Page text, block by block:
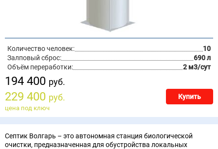
Количество человек:
10
Залповый сброс:
690 л
Объём переработки:
2 м3/сут
194 400 руб.
229 400 руб. Купить
цена под ключ
Септик Волгарь – это автономная станция биологической
очистки, предназначенная для обустройства локальных